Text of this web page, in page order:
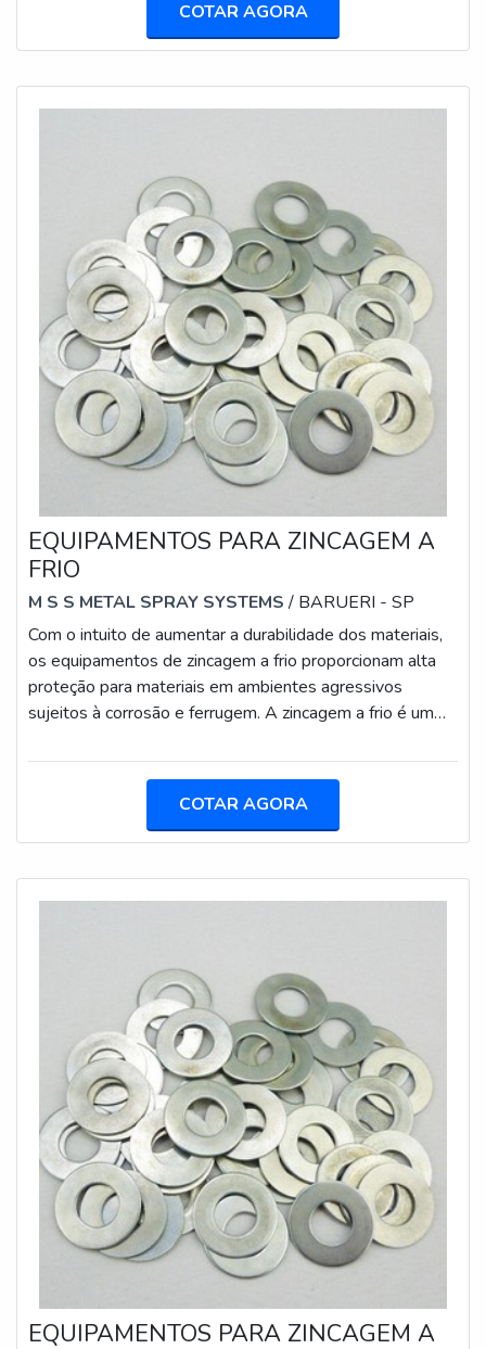
COTAR AGORA
EQUIPAMENTOS PARA ZINCAGEM A
FRIO
M S S METAL SPRAY SYSTEMS/ BARUERI - SP
Com o intuito de aumentar a durabilidade dos materiais,
os equipamentos de zincagem a frio proporcionam alta
proteção para materiais em ambientes agressivos
sujeitos à corrosão e ferrugem. A zincagem a frio é um
metais que são facilmente corrosivos conforme o tempo
abrasão), recebem uma camada de metais não
corrosivos, como o zinco.BENEFÍCIOS DOS
camada i
COTAR AGORA
EQUIPAMENTOS PARA ZINCAGEM A